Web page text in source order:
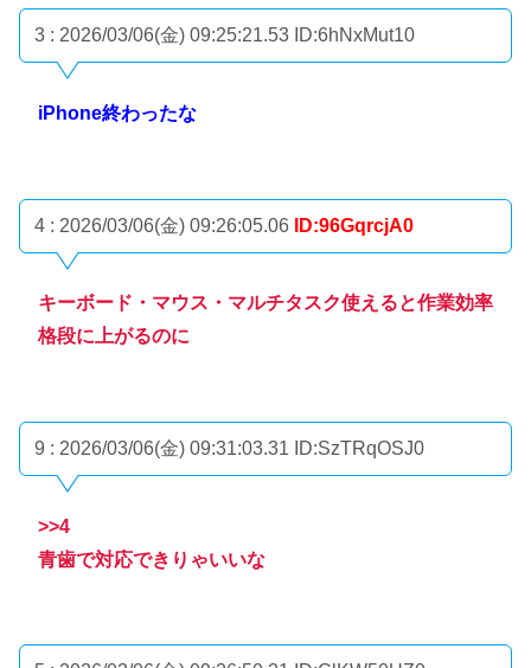
3 : 2026/03/06(金) 09:25:21.53 ID:6hNxMut10
iPhone終わったな
4 : 2026/03/06(金) 09:26:05.06 ID:96GqrcjA0
キーボード・マウス・マルチタスク使えると作業効率
格段に上がるのに
9 : 2026/03/06(金) 09:31:03.31 ID:SzTRqOSJ0
>>4
青歯で対応できりゃいいな